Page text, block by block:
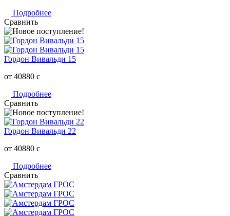
Подробнее
Сравнить
Гордон Вивальди 15
от 40880 c
Подробнее
Сравнить
Гордон Вивальди 22
от 40880 c
Подробнее
Сравнить